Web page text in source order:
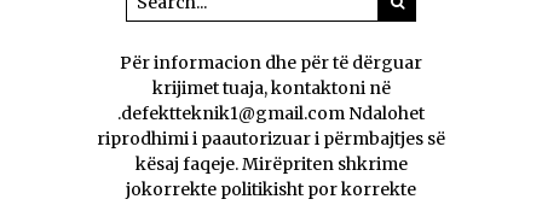
Për informacion dhe për të dërguar
krijimet tuaja, kontaktoni në
.defektteknik1@gmail.com Ndalohet
riprodhimi i paautorizuar i përmbajtjes së
kësaj faqeje. Mirëpriten shkrime
jokorrekte politikisht por korrekte